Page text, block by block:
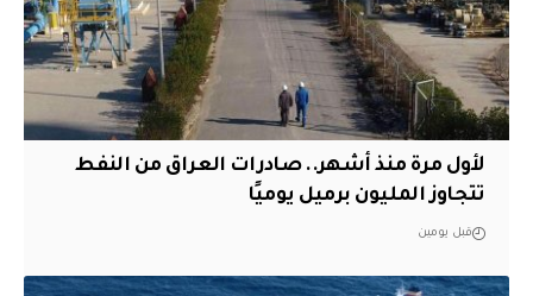
لأول مرة منذ أشهر.. صادرات العراق من النفط
تتجاوز المليون برميل يوميًا
قبل يومين